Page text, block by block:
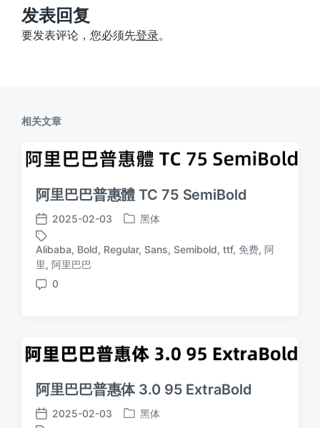
：
发表回复
要发表评论，您必须先登录。
相关文章
阿里巴巴普惠體 TC 75 SemiBold
发
布
日
期
2025-02-03
发
于
黑体
标
签
Alibaba, Bold, Regular, Sans, Semibold, ttf, 免费, 阿
里, 阿里巴巴
评
0
阿里巴巴普惠体 3.0 95 ExtraBold
发
2025-02-03
发
黑体